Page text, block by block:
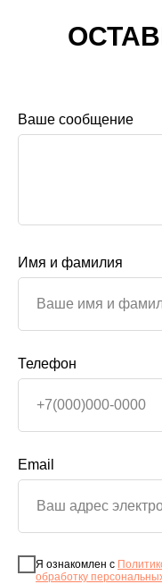
Ваше сообщение
Имя и фамилия
Телефон
Email
Я ознакомлен с
обработку